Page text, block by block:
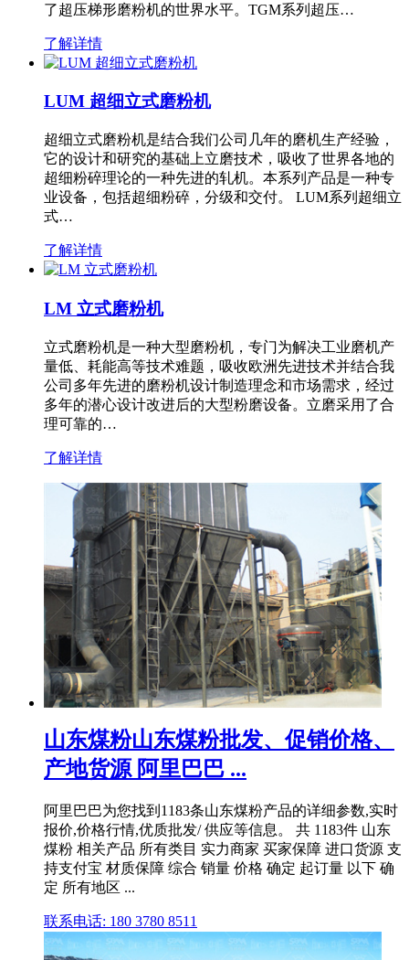
了超压梯形磨粉机的世界水平。TGM系列超压…
了解详情
LUM 超细立式磨粉机
超细立式磨粉机是结合我们公司几年的磨机生产经验，
它的设计和研究的基础上立磨技术，吸收了世界各地的
超细粉碎理论的一种先进的轧机。本系列产品是一种专
业设备，包括超细粉碎，分级和交付。 LUM系列超细立
式…
了解详情
LM 立式磨粉机
立式磨粉机是一种大型磨粉机，专门为解决工业磨机产
量低、耗能高等技术难题，吸收欧洲先进技术并结合我
公司多年先进的磨粉机设计制造理念和市场需求，经过
多年的潜心设计改进后的大型粉磨设备。立磨采用了合
理可靠的…
了解详情
山东煤粉山东煤粉批发、促销价格、
产地货源 阿里巴巴 ...
阿里巴巴为您找到1183条山东煤粉产品的详细参数,实时
报价,价格行情,优质批发/ 供应等信息。 共 1183件 山东
煤粉 相关产品 所有类目 实力商家 买家保障 进口货源 支
持支付宝 材质保障 综合 销量 价格 确定 起订量 以下 确
定 所有地区 ...
联系电话: 180 3780 8511